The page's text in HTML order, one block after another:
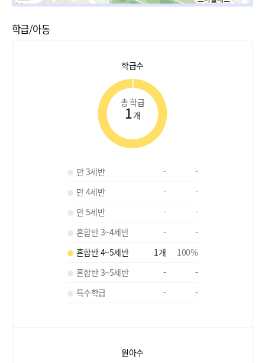
학급/아동
학급수
총 학급
1개
만 3세반 -
-
만 4세반
-
-
만 5세반
-
-
혼합반 3~4세반
-
-
혼합반 4~5세반
1개 100%
혼합반 3~5세반
-
-
특수학급
- -
원아수